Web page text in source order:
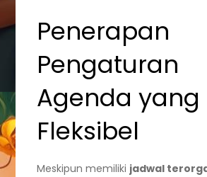
Penerapan
Pengaturan
Agenda yang
Fleksibel
Meskipun memiliki jadwal